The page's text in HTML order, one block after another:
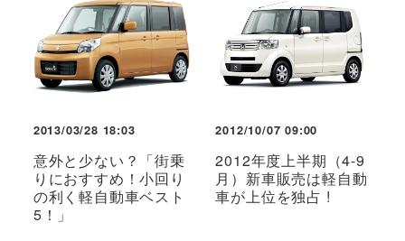
2013/03/28 18:03
意外と少ない？「街乗
りにおすすめ！小回り
の利く軽自動車ベスト
5！」
2012/10/07 09:00
2012年度上半期（4-9
月）新車販売は軽自動
車が上位を独占 !